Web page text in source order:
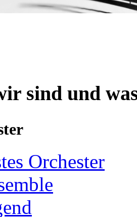
sind und
Orchester